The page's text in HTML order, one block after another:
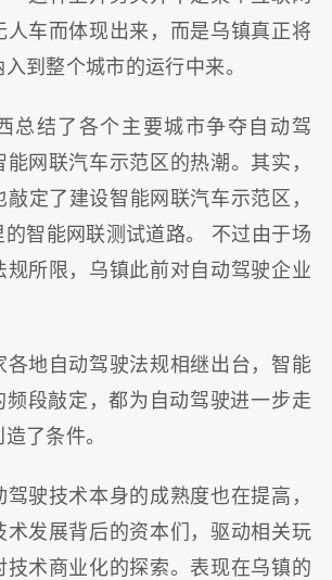
人车而体现出来，而是乌镇真正将
到整个城市的运行中来。
总结了各个主要城市争夺自动驾
网联汽车示范区的热潮。其实，
敲定了建设智能网联汽车示范区，
智能网联测试道路。 不过由于场
规所限，乌镇此前对自动驾驶企业
各地自动驾驶法规相继出台，智能
频段敲定，都为自动驾驶进一步走
了条件。
驶技术本身的成熟度也在提高，
术发展背后的资本们，驱动相关玩
技术商业化的探索。表现在乌镇的